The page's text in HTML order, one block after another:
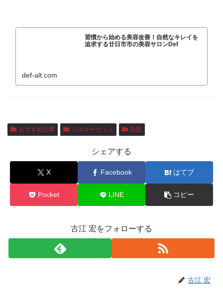
習慣から始める美容改善！自然なキレイを
追求する廿日市市の美容サロンDef
def-alt.com
おすすめ記事 シルキーカット 美髪
シェアする
X Facebook はてブ
Pocket LINE コピー
古江 宏をフォローする
古江 宏